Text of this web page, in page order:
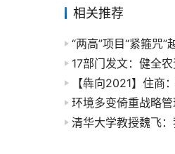
相关推荐
“两高”项目“紧箍咒
17部门发文：健全
【犇向2021】住商
环境多变倚重战略管